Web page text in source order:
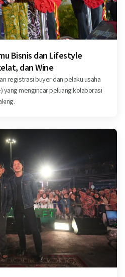
Bisnis dan Lifestyle
dan Wine
registrasi buyer dan pelaku usaha
yang mengincar peluang kolaborasi